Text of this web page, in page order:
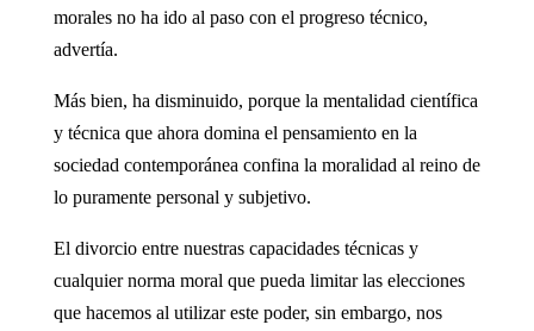
morales no ha ido al paso con el progreso técnico,
advertía.
Más bien, ha disminuido, porque la mentalidad científica
y técnica que ahora domina el pensamiento en la
sociedad contemporánea confina la moralidad al reino de
lo puramente personal y subjetivo.
El divorcio entre nuestras capacidades técnicas y
cualquier norma moral que pueda limitar las elecciones
que hacemos al utilizar este poder, sin embargo, nos